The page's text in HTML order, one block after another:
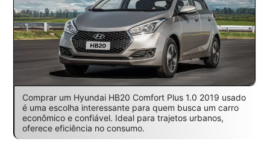
Comprar um Hyundai HB20 Comfort Plus 1.0 2019 usado
é uma escolha interessante para quem busca um carro
econômico e confiável. Ideal para trajetos urbanos,
oferece eficiência no consumo.